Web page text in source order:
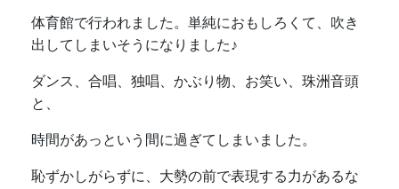
体育館で行われました。単純におもしろくて、吹き
出してしまいそうになりました♪
ダンス、合唱、独唱、かぶり物、お笑い、珠洲音頭
と、
時間があっという間に過ぎてしまいました。
恥ずかしがらずに、大勢の前で表現する力があるな